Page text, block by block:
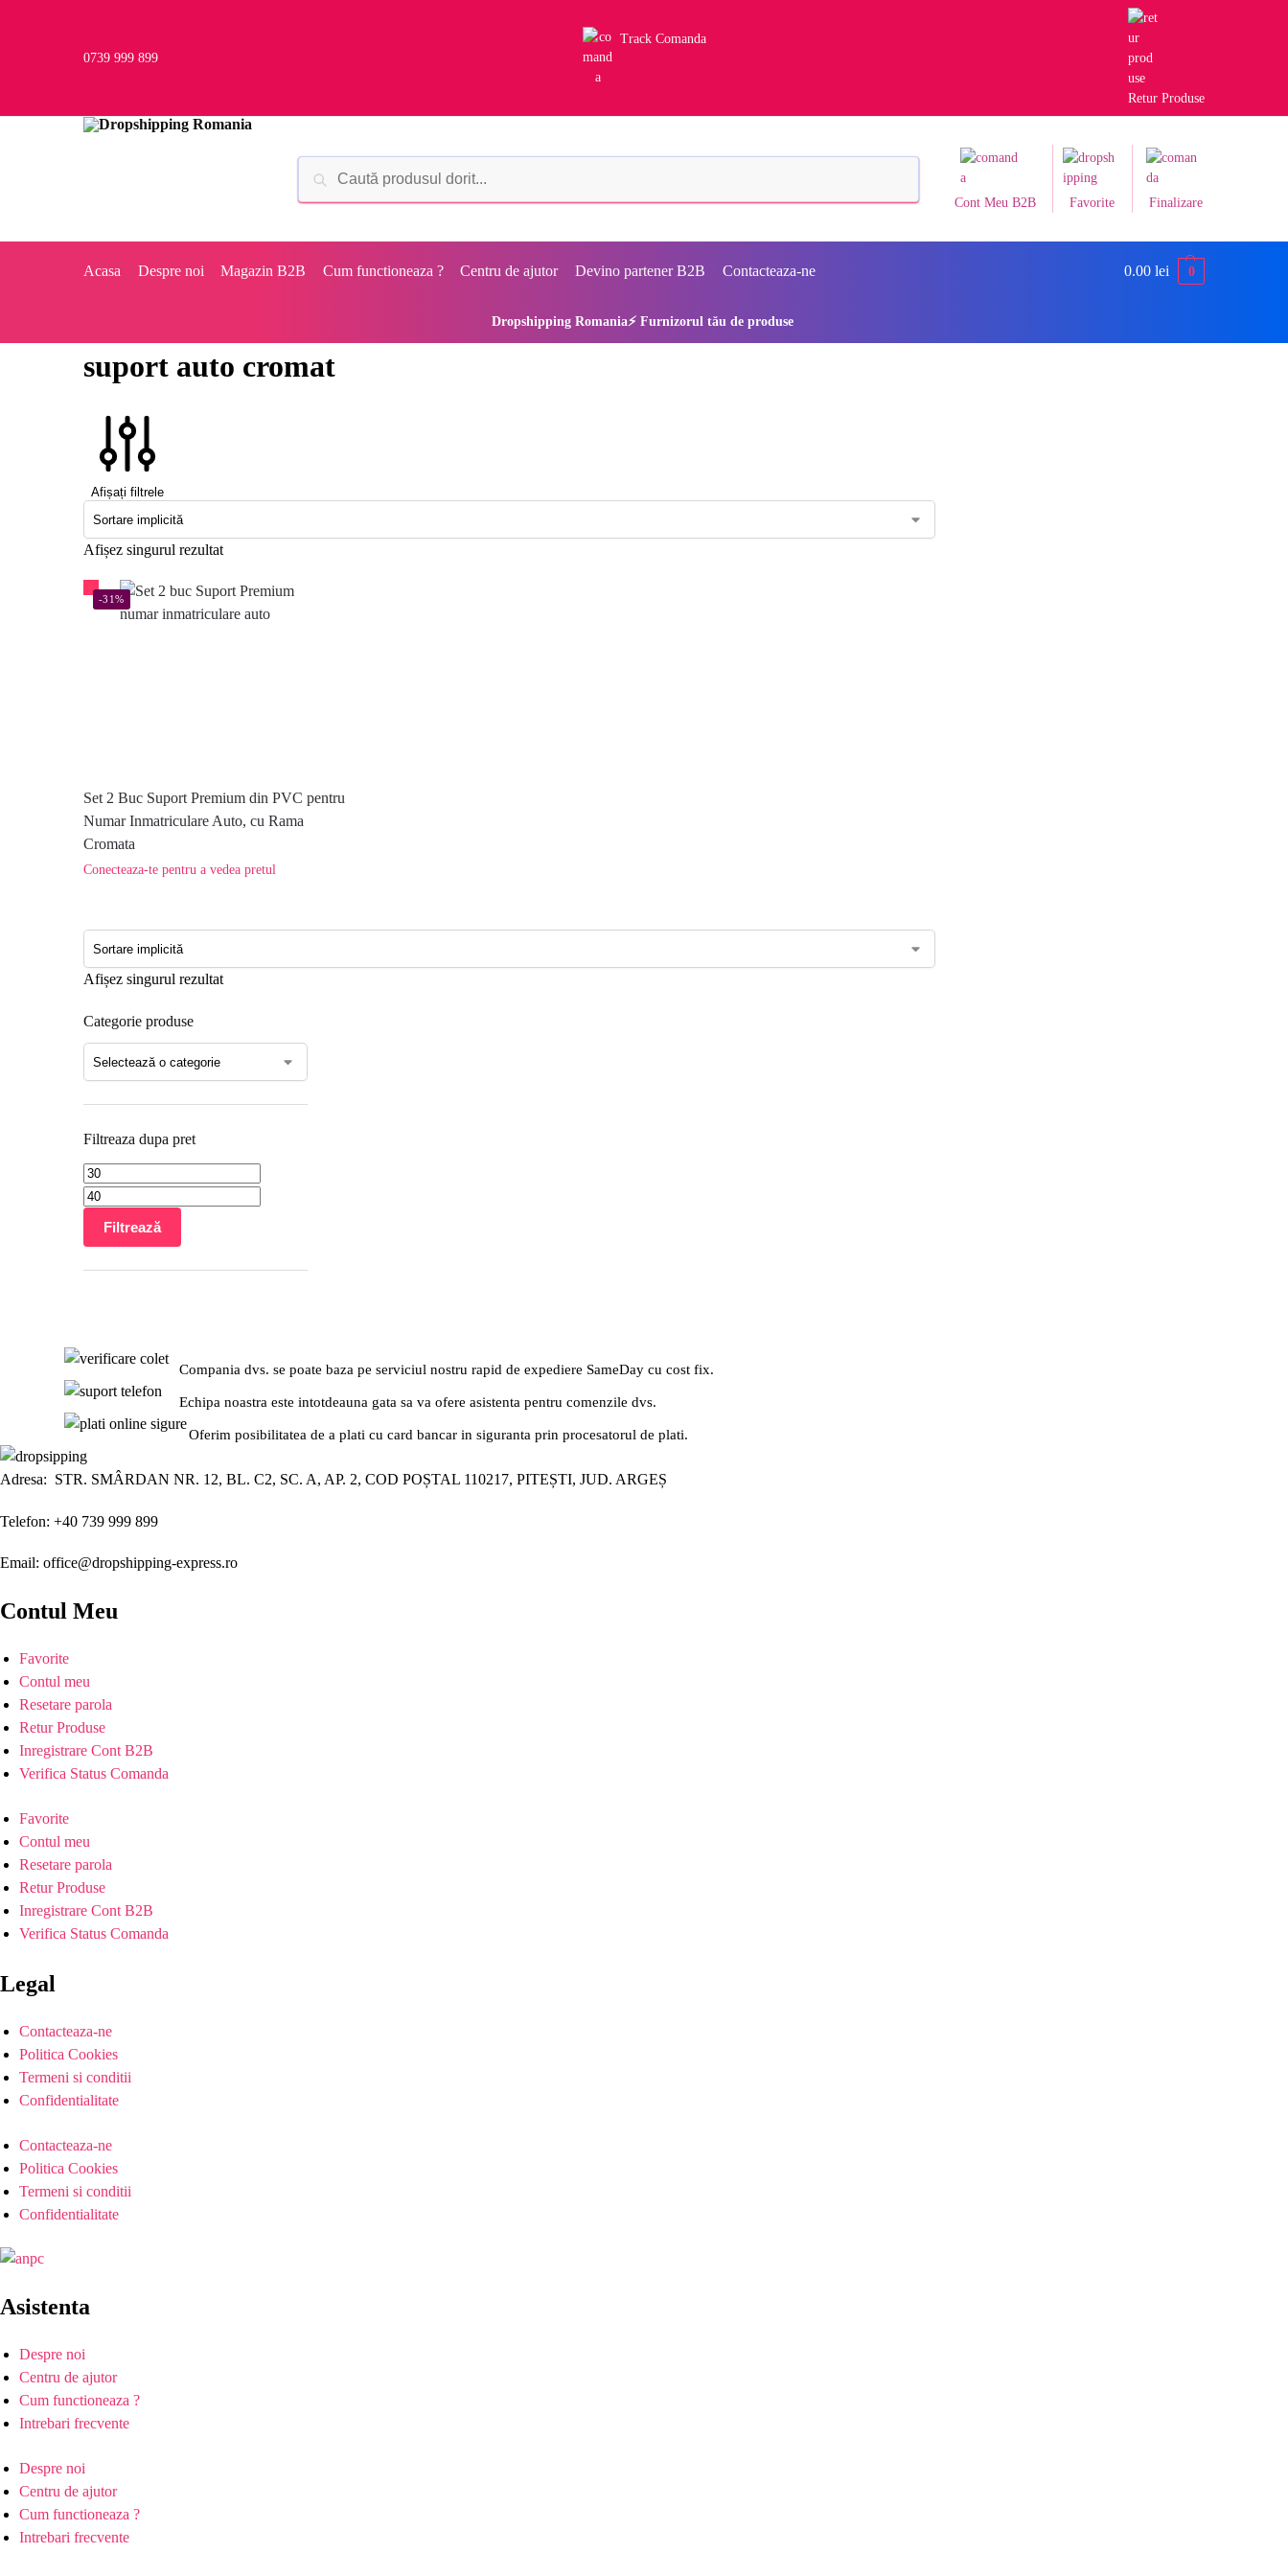
0739 999 899
Track Comanda
Retur Produse
Cont Meu B2B Favorite Finalizare
Acasa Despre noi Magazin B2B Cum functioneaza ? Centru de ajutor Devino partener B2B Contacteaza-ne 0.00 lei 0
Dropshipping Romania⚡ Furnizorul tău de produse
suport auto cromat
Afișați filtrele
Afișez singurul rezultat
-31%
Set 2 Buc Suport Premium din PVC pentru
Numar Inmatriculare Auto, cu Rama
Cromata
Conecteaza-te pentru a vedea pretul
Afișez singurul rezultat
Categorie produse
Filtreaza dupa pret
Filtrează
Compania dvs. se poate baza pe serviciul nostru rapid de expediere SameDay cu cost fix.
Echipa noastra este intotdeauna gata sa va ofere asistenta pentru comenzile dvs.
Oferim posibilitatea de a plati cu card bancar in siguranta prin procesatorul de plati.
Adresa: STR. SMÂRDAN NR. 12, BL. C2, SC. A, AP. 2, COD POȘTAL 110217, PITEȘTI, JUD. ARGEȘ
Telefon: +40 739 999 899
Email: office@dropshipping-express.ro
Contul Meu
Favorite
Contul meu
Resetare parola
Retur Produse
Inregistrare Cont B2B
Verifica Status Comanda
Favorite
Contul meu
Resetare parola
Retur Produse
Inregistrare Cont B2B
Verifica Status Comanda
Legal
Contacteaza-ne
Politica Cookies
Termeni si conditii
Confidentialitate
Contacteaza-ne
Politica Cookies
Termeni si conditii
Confidentialitate
Asistenta
Despre noi
Centru de ajutor
Cum functioneaza ?
Intrebari frecvente
Despre noi
Centru de ajutor
Cum functioneaza ?
Intrebari frecvente